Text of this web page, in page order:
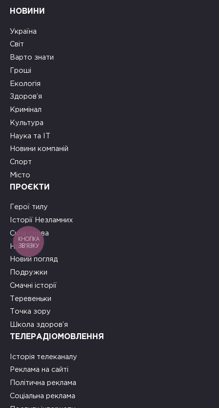
НОВИНИ
Україна
Світ
Варто знати
Гроші
Екологія
Здоров’я
Кримінал
Культура
Наука та ІТ
Новини компаній
Спорт
Місто
ПРОЄКТИ
Герої тилу
Історії Незламних
Сила слова
На часі
Новий погляд
Подружки
Смачні історії
Теревеньки
Точка зору
Школа здоров’я
ТЕЛЕРАДІОМОВЛЕННЯ
Історія телеканалу
Реклама на сайті
Політична реклама
Соціальна реклама
КНОПКА
ЗВ'ЯЗКУ